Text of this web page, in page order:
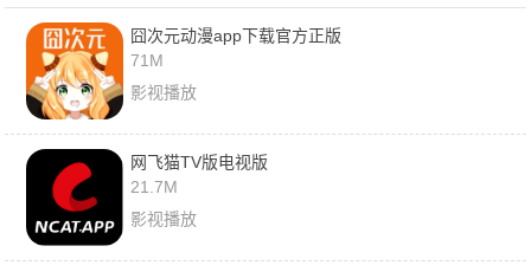
囧次元动漫app下载官方正版
71M
影视播放
网飞猫TV版电视版
21.7M
影视播放